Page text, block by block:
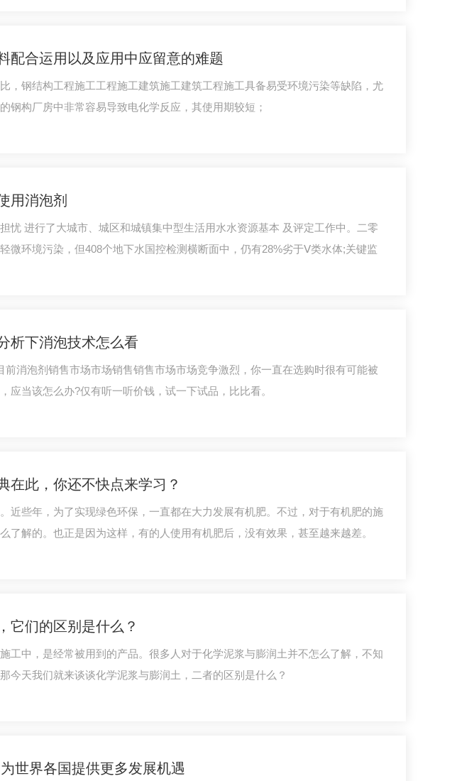
配合运用以及应用中应留意的难题
，钢结构工程施工工程施工建筑施工建筑工程施工具备易受环境污染等缺陷，尤
钢构厂房中非常容易导致电化学反应，其使用期较短；
用消泡剂
忧 进行了大城市、城区和城镇集中型生活用水水资源基本 及评定工作中。二零
微环境污染，但408个地下水国控检测横断面中，仍有28%劣于Ⅴ类水体;关键监
析下消泡技术怎么看
前消泡剂销售市场市场销售销售市场市场竞争激烈，你一直在选购时很有可能被
应当该怎么办?仅有听一听价钱，试一下试品，比比看。
在此，你还不快点来学习？
近些年，为了实现绿色环保，一直都在大力发展有机肥。不过，对于有机肥的施
了解的。也正是因为这样，有的人使用有机肥后，没有效果，甚至越来越差。
它们的区别是什么？
工中，是经常被用到的产品。很多人对于化学泥浆与膨润土并不怎么了解，不知
今天我们就来谈谈化学泥浆与膨润土，二者的区别是什么？
世界各国提供更多发展机遇